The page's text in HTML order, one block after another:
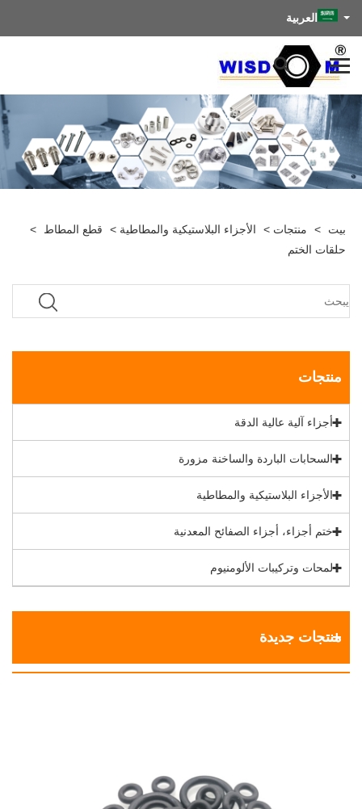
العربية
بيت > منتجات > الأجزاء البلاستيكية والمطاطية > قطع المطاط
>
حلقات الختم
منتجات
أجزاء آلية عالية الدقة
السحابات الباردة والساخنة مزورة
الأجزاء البلاستيكية والمطاطية
ختم أجزاء، أجزاء الصفائح المعدنية
لمحات وتركيبات الألومنيوم
منتجات جديدة